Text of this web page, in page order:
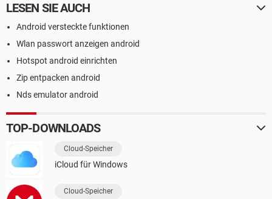
LESEN SIE AUCH
Android versteckte funktionen
Wlan passwort anzeigen android
Hotspot android einrichten
Zip entpacken android
Nds emulator android
TOP-DOWNLOADS
Cloud-Speicher
iCloud für Windows
Cloud-Speicher